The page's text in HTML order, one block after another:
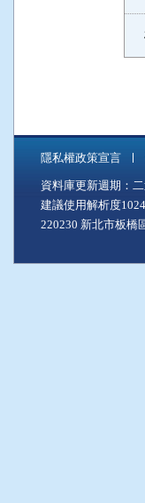
隱私權政策宣言
資料庫更新週期：
建議使用解析度
220230 新北市板橋